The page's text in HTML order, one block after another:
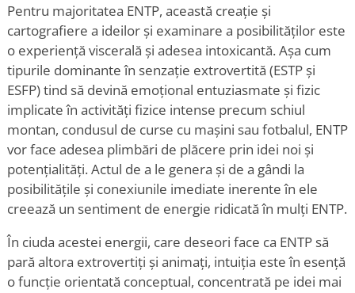
Pentru majoritatea ENTP, această creație și
cartografiere a ideilor și examinare a posibilităților este
o experiență viscerală și adesea intoxicantă. Așa cum
tipurile dominante în senzație extrovertită (ESTP și
ESFP) tind să devină emoțional entuziasmate și fizic
implicate în activități fizice intense precum schiul
montan, condusul de curse cu mașini sau fotbalul, ENTP
vor face adesea plimbări de plăcere prin idei noi și
potențialități. Actul de a le genera și de a gândi la
posibilitățile și conexiunile imediate inerente în ele
creează un sentiment de energie ridicată în mulți ENTP.
În ciuda acestei energii, care deseori face ca ENTP să
pară altora extrovertiți și animați, intuiția este în esență
o funcție orientată conceptual, concentrată pe idei mai